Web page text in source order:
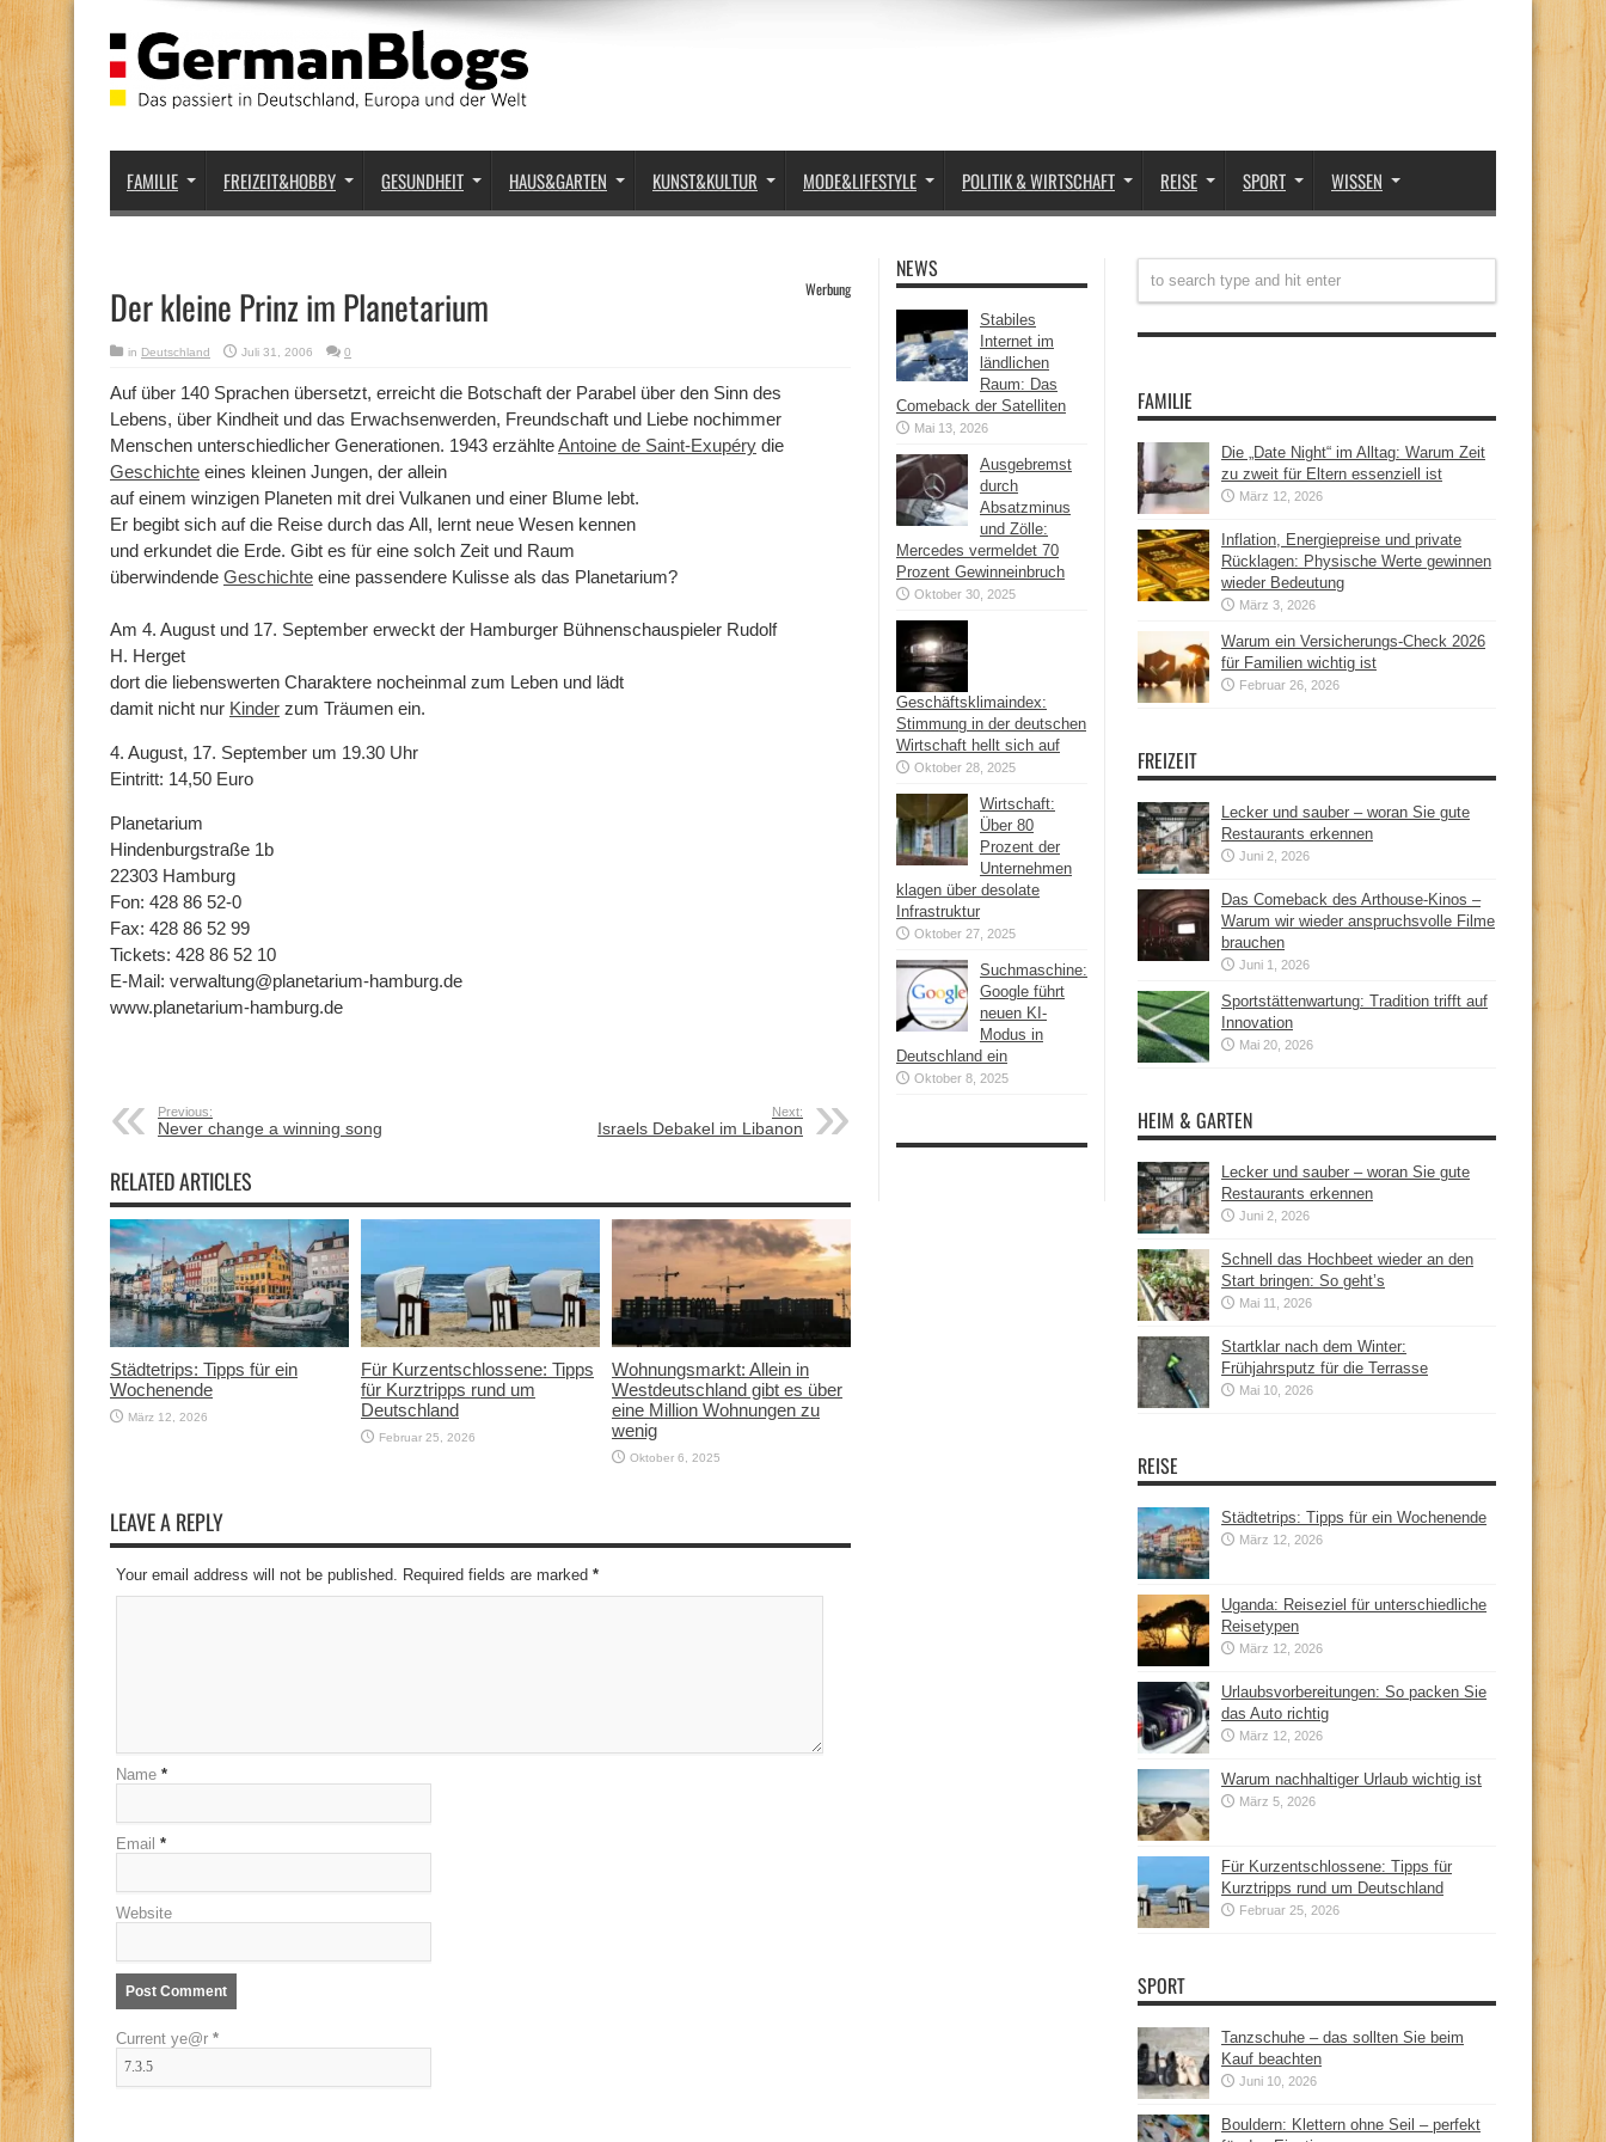
FAMILIE FREIZEIT&HOBBY GESUNDHEIT HAUS&GARTEN KUNST&KULTUR MODE&LIFESTYLE POLITIK & WIRTSCHAFT REISE SPORT WISSEN
Der kleine Prinz im Planetarium Werbung
in Deutschland Juli 31, 2006 0
Auf über 140 Sprachen übersetzt, erreicht die Botschaft der Parabel über den Sinn des
Lebens, über Kindheit und das Erwachsenwerden, Freundschaft und Liebe nochimmer
Menschen unterschiedlicher Generationen. 1943 erzählteAntoine de Saint-Exupéry die
Geschichte eines kleinen Jungen, der allein
auf einem winzigen Planeten mit drei Vulkanen und einer Blume lebt.
Er begibt sich auf die Reise durch das All, lernt neue Wesen kennen
und erkundet die Erde. Gibt es für eine solch Zeit und Raum
überwindende Geschichte eine passendere Kulisse als das Planetarium?
Am 4. August und 17. September erweckt der Hamburger Bühnenschauspieler Rudolf
H. Herget
dort die liebenswerten Charaktere nocheinmal zum Leben und lädt
damit nicht nur Kinder zum Träumen ein.
4. August, 17. September um 19.30 Uhr
Eintritt: 14,50 Euro
Planetarium
Hindenburgstraße 1b
22303 Hamburg
Fon: 428 86 52-0
Fax: 428 86 52 99
Tickets: 428 86 52 10
E-Mail: verwaltung@planetarium-hamburg.de
www.planetarium-hamburg.de
Previous:
Never change a winning song
Next:
Israels Debakel im Libanon
RELATED ARTICLES
Städtetrips: Tipps für ein
Wochenende
März 12, 2026
Für Kurzentschlossene: Tipps
für Kurztripps rund um
Deutschland
Februar 25, 2026
Wohnungsmarkt: Allein in
Westdeutschland gibt es über
eine Million Wohnungen zu
wenig
Oktober 6, 2025
LEAVE A REPLY
Your email address will not be published. Required fields are marked *
Name *
Email *
Website
Current ye@r *
NEWS
Stabiles
Internet im
ländlichen
Raum: Das
Comeback der Satelliten
Mai 13, 2026
Ausgebremst
durch
Absatzminus
und Zölle:
Mercedes vermeldet 70
Prozent Gewinneinbruch
Oktober 30, 2025
Geschäftsklimaindex:
Stimmung in der deutschen
Wirtschaft hellt sich auf
Oktober 28, 2025
Wirtschaft:
Über 80
Prozent der
Unternehmen
klagen über desolate
Infrastruktur
Oktober 27, 2025
Suchmaschine:
Google führt
neuen KI-
Modus in
Deutschland ein
Oktober 8, 2025
FAMILIE
Die „Date Night“ im Alltag: Warum Zeit
zu zweit für Eltern essenziell ist
März 12, 2026
Inflation, Energiepreise und private
Rücklagen: Physische Werte gewinnen
wieder Bedeutung
März 3, 2026
Warum ein Versicherungs-Check 2026
für Familien wichtig ist
Februar 26, 2026
FREIZEIT
Lecker und sauber – woran Sie gute
Restaurants erkennen
Juni 2, 2026
Das Comeback des Arthouse-Kinos –
Warum wir wieder anspruchsvolle Filme
brauchen
Juni 1, 2026
Sportstättenwartung: Tradition trifft auf
Innovation
Mai 20, 2026
HEIM & GARTEN
Lecker und sauber – woran Sie gute
Restaurants erkennen
Juni 2, 2026
Schnell das Hochbeet wieder an den
Start bringen: So geht’s
Mai 11, 2026
Startklar nach dem Winter:
Frühjahrsputz für die Terrasse
Mai 10, 2026
REISE
Städtetrips: Tipps für ein Wochenende
März 12, 2026
Uganda: Reiseziel für unterschiedliche
Reisetypen
März 12, 2026
Urlaubsvorbereitungen: So packen Sie
das Auto richtig
März 12, 2026
Warum nachhaltiger Urlaub wichtig ist
März 5, 2026
Für Kurzentschlossene: Tipps für
Kurztripps rund um Deutschland
Februar 25, 2026
SPORT
Tanzschuhe – das sollten Sie beim
Kauf beachten
Juni 10, 2026
Bouldern: Klettern ohne Seil – perfekt